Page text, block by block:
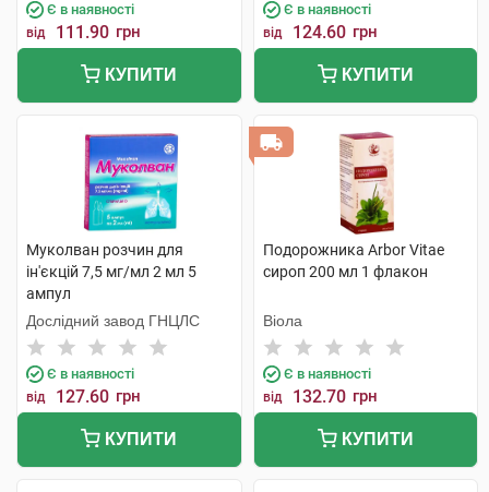
Є в наявності
від 111.90 грн
КУПИТИ
Є в наявності
від 124.60 грн
КУПИТИ
Муколван розчин для
ін'єкцій 7,5 мг/мл 2 мл 5
ампул
Дослідний завод ГНЦЛС
Є в наявності
від 127.60 грн
КУПИТИ
Подорожника Arbor Vitae
сироп 200 мл 1 флакон
Віола
Є в наявності
від 132.70 грн
КУПИТИ